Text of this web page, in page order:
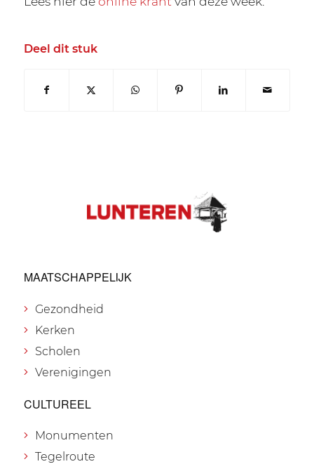
Deel dit stuk
MAATSCHAPPELIJK
Gezondheid
Kerken
Scholen
Verenigingen
CULTUREEL
Monumenten
Tegelroute